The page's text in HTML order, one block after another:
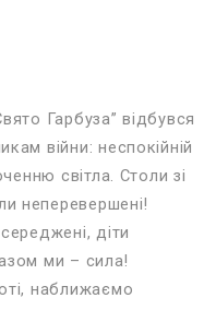
Гарбуза” відбувся
війни: неспокійній
світла. Столи зі
неперевершені!
діти
ми – сила!
наближаємо